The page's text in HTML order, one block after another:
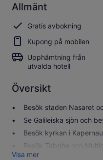
8.88.8 av 10
Utmärkt
Se alla 37
recensioner
Allmänt
Gratis avbokning
Kupong på mobilen
Upphämtning från
utvalda hotell
Översikt
Besök staden Nasaret
Se Galileiska sjön och
Besök kyrkan i
Besök Tabgha och
Visa mer